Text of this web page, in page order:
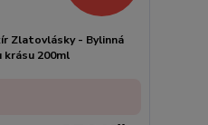
Zlatovlásky - Bylinná
200ml